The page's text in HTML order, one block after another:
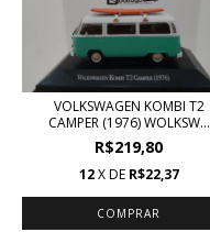
VOLKSWAGEN KOMBI T2
CAMPER (1976) WOLKSW...
R$219,80
12 X DE R$22,37